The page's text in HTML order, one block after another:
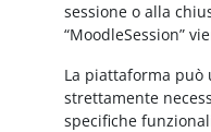
sessione o alla
“MoodleSession”
La piattaforma
strettamente
specifiche